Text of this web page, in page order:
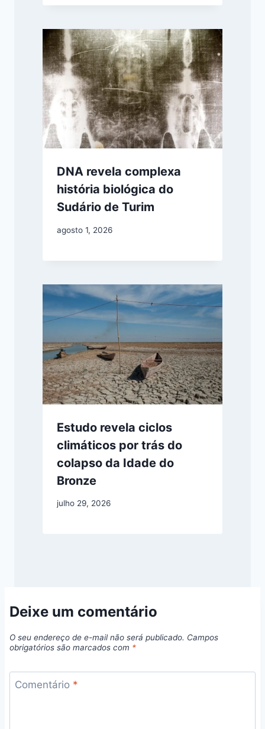
DNA revela complexa
história biológica do
Sudário de Turim
agosto 1, 2026
Estudo revela ciclos
climáticos por trás do
colapso da Idade do
Bronze
julho 29, 2026
Deixe um comentário
O seu endereço de e-mail não será publicado. Campos
obrigatórios são marcados com *
Comentário *